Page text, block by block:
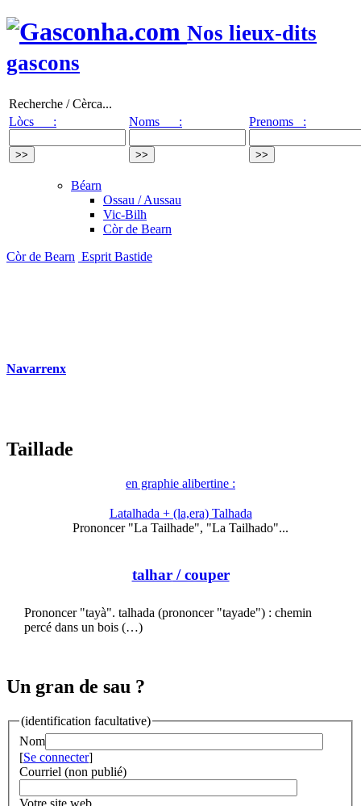
Nos lieux-dits
gascons
Recherche / Cèrca...
Lòcs :
Noms : Prenoms :
Béarn
Ossau / Aussau
Vic-Bilh
Còr de Bearn
Còr de Bearn Esprit Bastide
Navarrenx
Taillade
en graphie alibertine :
Latalhada + (la,era) Talhada
Prononcer "La Tailhade", "La Tailhado"...
talhar/ couper
Prononcer "tayà". talhada (prononcer "tayade") : chemin
percé dans un bois (…)
Un gran de sau ?
(identification facultative)
Nom
[Se connecter]
Courriel (non publié)
Votre site web